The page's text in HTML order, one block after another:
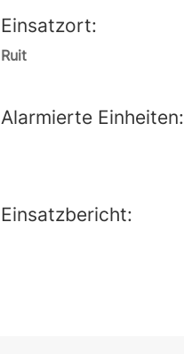
Einsatzort:
Ruit
Alarmierte Einheiten:
Einsatzbericht: